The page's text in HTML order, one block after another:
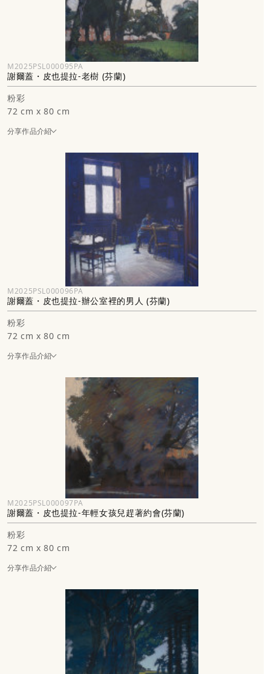
M2025PSL000095PA
謝爾蓋・皮也提拉-老樹 (芬蘭)
粉彩
72 cm x 80 cm
分享作品介紹
M2025PSL000096PA
謝爾蓋・皮也提拉-辦公室裡的男人 (芬蘭)
粉彩
72 cm x 80 cm
分享作品介紹
M2025PSL000097PA
謝爾蓋・皮也提拉-年輕女孩兒趕著約會(芬蘭)
粉彩
72 cm x 80 cm
分享作品介紹